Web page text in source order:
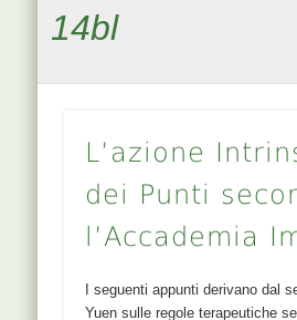
14bl
L’azione
dei Punti
l’Accademia
I seguenti appunti derivano dal
Yuen sulle regole terapeutiche